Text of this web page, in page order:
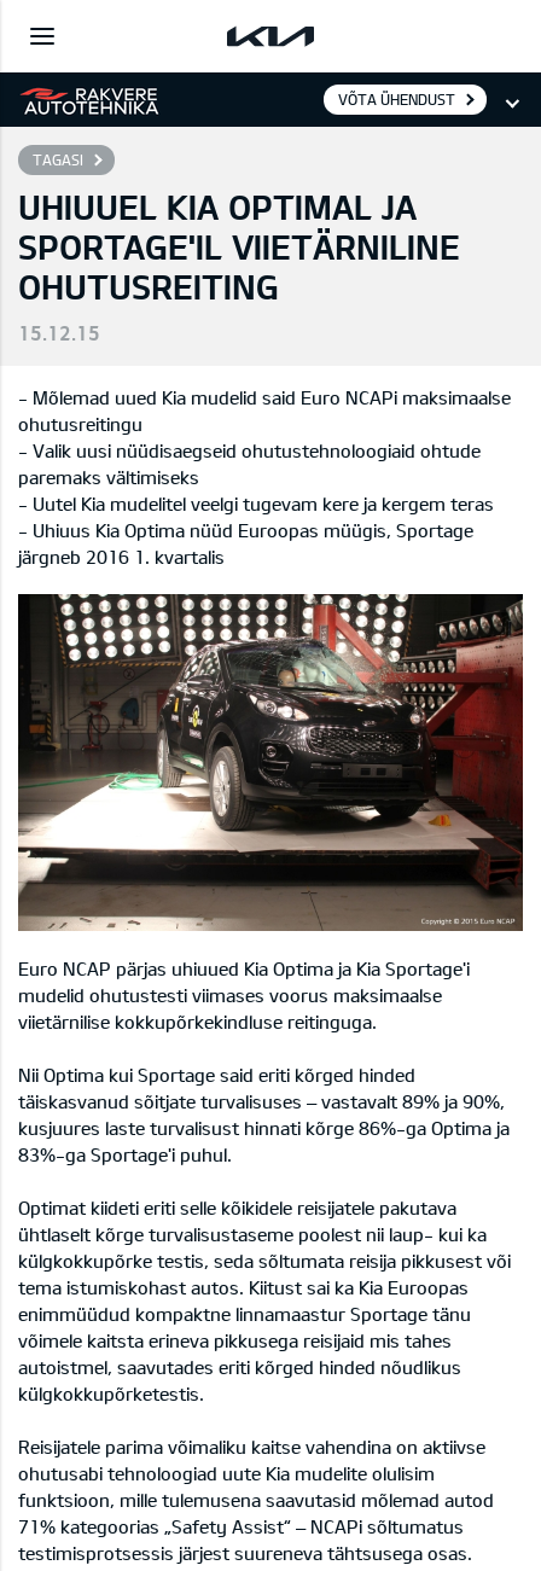
VÕTA ÜHENDUST
TAGASI
UHIUUEL KIA OPTIMAL JA
SPORTAGE'IL VIIETÄRNILINE
OHUTUSREITING
15.12.15
- Mõlemad uued Kia mudelid said Euro NCAPi maksimaalse
ohutusreitingu
- Valik uusi nüüdisaegseid ohutustehnoloogiaid ohtude
paremaks vältimiseks
- Uutel Kia mudelitel veelgi tugevam kere ja kergem teras
- Uhiuus Kia Optima nüüd Euroopas müügis, Sportage
järgneb 2016 1. kvartalis
Euro NCAP pärjas uhiuued Kia Optima ja Kia Sportage'i
mudelid ohutustesti viimases voorus maksimaalse
viietärnilise kokkupõrkekindluse reitinguga.
Nii Optima kui Sportage said eriti kõrged hinded
täiskasvanud sõitjate turvalisuses – vastavalt 89% ja 90%,
kusjuures laste turvalisust hinnati kõrge 86%-ga Optima ja
83%-ga Sportage'i puhul.
Optimat kiideti eriti selle kõikidele reisijatele pakutava
ühtlaselt kõrge turvalisustaseme poolest nii laup- kui ka
külgkokkupõrke testis, seda sõltumata reisija pikkusest või
tema istumiskohast autos. Kiitust sai ka Kia Euroopas
enimmüüdud kompaktne linnamaastur Sportage tänu
võimele kaitsta erineva pikkusega reisijaid mis tahes
autoistmel, saavutades eriti kõrged hinded nõudlikus
külgkokkupõrketestis.
Reisijatele parima võimaliku kaitse vahendina on aktiivse
ohutusabi tehnoloogiad uute Kia mudelite olulisim
funktsioon, mille tulemusena saavutasid mõlemad autod
71% kategoorias „Safety Assist“ – NCAPi sõltumatus
testimisprotsessis järjest suureneva tähtsusega osas.